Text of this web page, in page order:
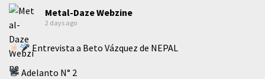
Metal-Daze Webzine
2 days ago
Entrevista a Beto Vázquez de NEPAL
Adelanto N° 2